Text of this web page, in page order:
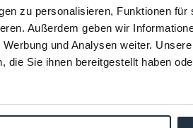
zu personalisieren, Funktionen
Außerdem geben wir
und Analysen weiter.
die Sie ihnen bereitgestellt haben
| Video-,